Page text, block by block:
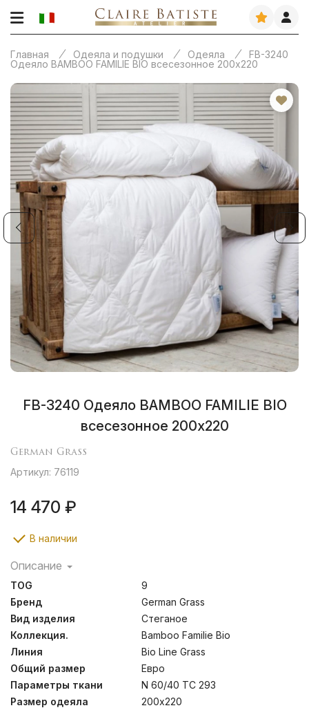
Главная Одеяла и подушки Одеяла
FB-3240
Одеяло BAMBOO FAMILIE BIO всесезонное 200х220
FB-3240 Одеяло BAMBOO FAMILIE BIO
всесезонное 200х220
German Grass
Артикул: 76119
14 470 ₽
В наличии
Описание
Бамбук служит превосходным сырьем для подушек и
одеял: легкие и воздушные волокна обладают
бактерицидными свойствами, создавая отличные
условия сна. Легкие одеяла идеальны для теплых
ночей, всесезонные одеяла- прекрасный выбор для
городских квартир. Стеганные внешние чехлы
подушек – на “молнии”, предназначенной для
возможности регулировки количества наполнителя
внутренней камеры, который можно отбирать-
добавлять вручную, подбирая оптимальный объем.
Стирка при температуре до 30С°.
TOG
9
Бренд
German Grass
Вид изделия
Стеганое
Коллекция.
Bamboo Familie Bio
Линия
Bio Line Grass
Общий размер
Евро
Параметры ткани
N 60/40 TC 293
Размер одеяла
200х220